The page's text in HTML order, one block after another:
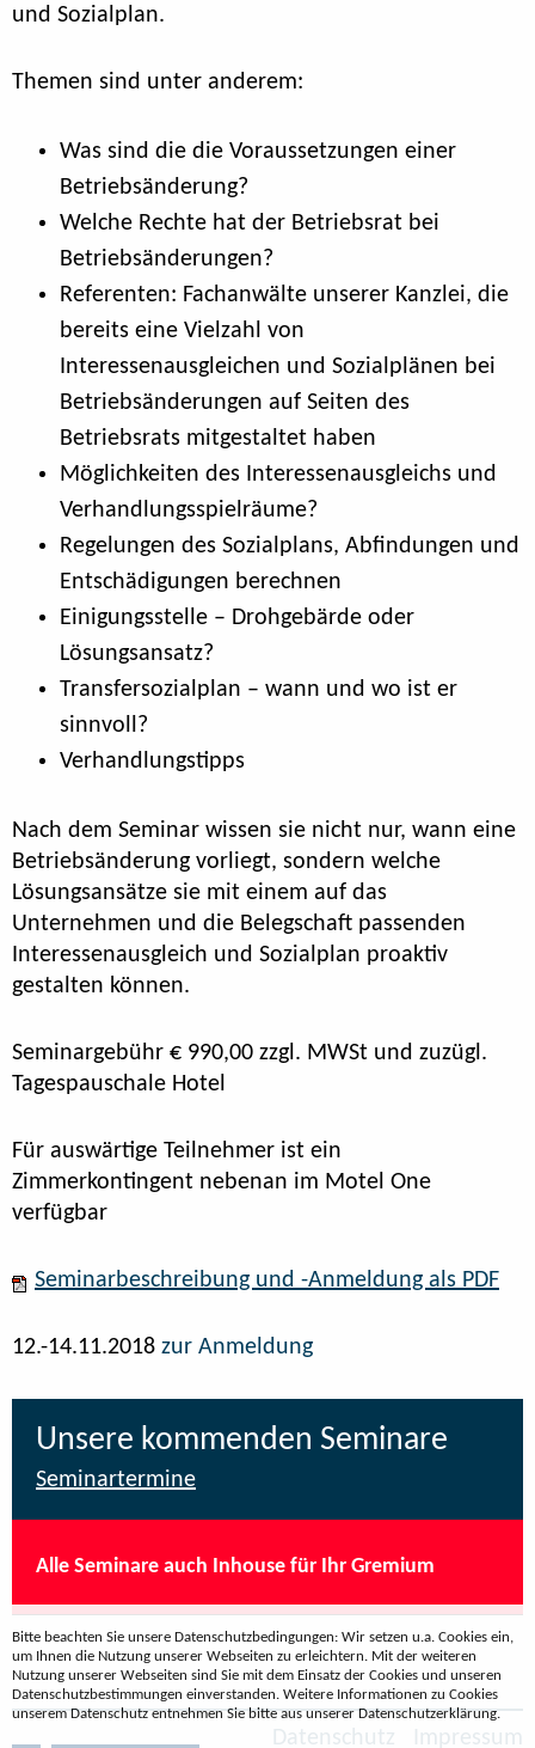
und Sozialplan.
Themen sind unter anderem:
Was sind die die Voraussetzungen einer
Betriebsänderung?
Welche Rechte hat der Betriebsrat bei
Betriebsänderungen?
Referenten: Fachanwälte unserer Kanzlei, die
bereits eine Vielzahl von
Interessenausgleichen und Sozialplänen bei
Betriebsänderungen auf Seiten des
Betriebsrats mitgestaltet haben
Möglichkeiten des Interessenausgleichs und
Verhandlungsspielräume?
Regelungen des Sozialplans, Abfindungen und
Entschädigungen berechnen
Einigungsstelle – Drohgebärde oder
Lösungsansatz?
Transfersozialplan – wann und wo ist er
sinnvoll?
Verhandlungstipps
Nach dem Seminar wissen sie nicht nur, wann eine
Betriebsänderung vorliegt, sondern welche
Lösungsansätze sie mit einem auf das
Unternehmen und die Belegschaft passenden
Interessenausgleich und Sozialplan proaktiv
gestalten können.
Seminargebühr € 990,00 zzgl. MWSt und zuzügl.
Tagespauschale Hotel
Für auswärtige Teilnehmer ist ein
Zimmerkontingent nebenan im Motel One
verfügbar
Seminarbeschreibung und -Anmeldung als PDF
12.-14.11.2018 zur Anmeldung
Unsere kommenden Seminare
Seminartermine
Alle Seminare auch Inhouse für Ihr Gremium
Datenschutz Impressum
Bitte beachten Sie unsere Datenschutzbedingungen: Wir setzen u.a. Cookies ein,
um Ihnen die Nutzung unserer Webseiten zu erleichtern. Mit der weiteren
Nutzung unserer Webseiten sind Sie mit dem Einsatz der Cookies und unseren
Datenschutzbestimmungen einverstanden. Weitere Informationen zu Cookies
unserem Datenschutz entnehmen Sie bitte aus unserer Datenschutzerklärung.